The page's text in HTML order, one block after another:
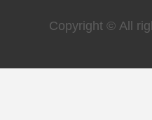
Copyright © All